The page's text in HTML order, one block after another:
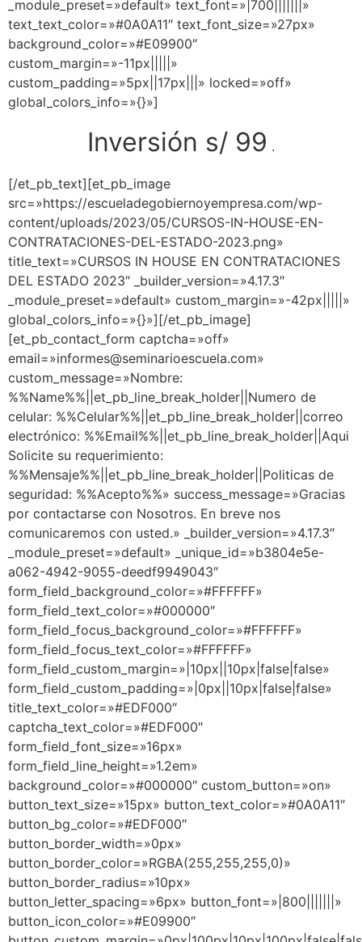
_module_preset=»default» text_font=»|700|||||||»
text_text_color=»#0A0A11″ text_font_size=»27px»
background_color=»#E09900″
custom_margin=»-11px|||||»
custom_padding=»5px||17px|||» locked=»off»
global_colors_info=»{}»]
Inversión s/ 99 .
[/et_pb_text][et_pb_image
src=»https://escueladegobiernoyempresa.com/wp-
content/uploads/2023/05/CURSOS-IN-HOUSE-EN-
CONTRATACIONES-DEL-ESTADO-2023.png»
title_text=»CURSOS IN HOUSE EN CONTRATACIONES
DEL ESTADO 2023″ _builder_version=»4.17.3″
_module_preset=»default» custom_margin=»-42px|||||»
global_colors_info=»{}»][/et_pb_image]
[et_pb_contact_form captcha=»off»
email=»informes@seminarioescuela.com»
custom_message=»Nombre:
%%Name%%||et_pb_line_break_holder||Numero de
celular: %%Celular%%||et_pb_line_break_holder||correo
electrónico: %%Email%%||et_pb_line_break_holder||Aqui
Solicite su requerimiento:
%%Mensaje%%||et_pb_line_break_holder||Politicas de
seguridad: %%Acepto%%» success_message=»Gracias
por contactarse con Nosotros. En breve nos
comunicaremos con usted.» _builder_version=»4.17.3″
_module_preset=»default» _unique_id=»b3804e5e-
a062-4942-9055-deedf9949043″
form_field_background_color=»#FFFFFF»
form_field_text_color=»#000000″
form_field_focus_background_color=»#FFFFFF»
form_field_focus_text_color=»#FFFFFF»
form_field_custom_margin=»|10px||10px|false|false»
form_field_custom_padding=»|0px||10px|false|false»
title_text_color=»#EDF000″
captcha_text_color=»#EDF000″
form_field_font_size=»16px»
form_field_line_height=»1.2em»
background_color=»#000000″ custom_button=»on»
button_text_size=»15px» button_text_color=»#0A0A11″
button_bg_color=»#EDF000″
button_border_width=»0px»
button_border_color=»RGBA(255,255,255,0)»
button_border_radius=»10px»
button_letter_spacing=»6px» button_font=»|800|||||||»
button_icon_color=»#E09900″